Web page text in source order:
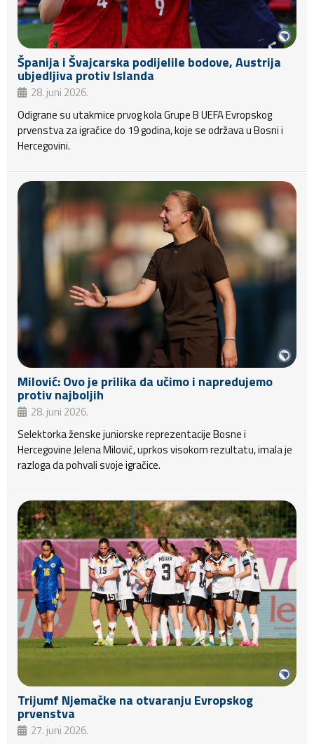
Španija i Švajcarska podijelile bodove, Austrija
ubjedljiva protiv Islanda
28. juni 2026.
Odigrane su utakmice prvog kola Grupe B UEFA Evropskog
prvenstva za igračice do 19 godina, koje se održava u Bosni i
Hercegovini.
Milović: Ovo je prilika da učimo i napredujemo
protiv najboljih
28. juni 2026.
Selektorka ženske juniorske reprezentacije Bosne i
Hercegovine Jelena Milović, uprkos visokom rezultatu, imala je
razloga da pohvali svoje igračice.
Trijumf Njemačke na otvaranju Evropskog
prvenstva
27. juni 2026.